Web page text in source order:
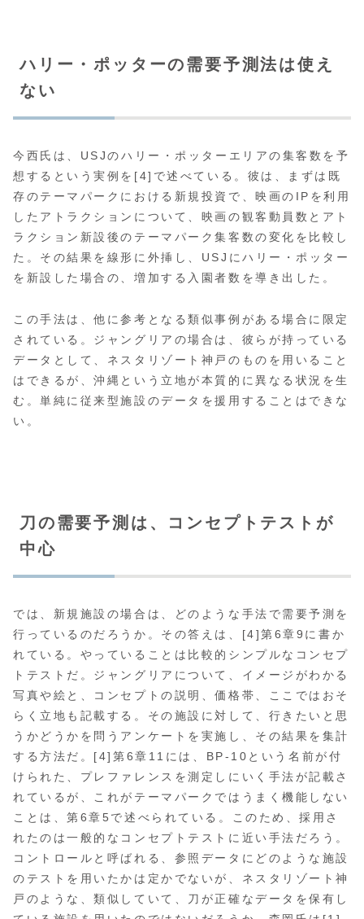
ハリー・ポッターの需要予測法は使え
ない
今西氏は、USJのハリー・ポッターエリアの集客数を予
想するという実例を[4]で述べている。彼は、まずは既
存のテーマパークにおける新規投資で、映画のIPを利用
したアトラクションについて、映画の観客動員数とアト
ラクション新設後のテーマパーク集客数の変化を比較し
た。その結果を線形に外挿し、USJにハリー・ポッター
を新設した場合の、増加する入園者数を導き出した。
この手法は、他に参考となる類似事例がある場合に限定
されている。ジャングリアの場合は、彼らが持っている
データとして、ネスタリゾート神戸のものを用いること
はできるが、沖縄という立地が本質的に異なる状況を生
む。単純に従来型施設のデータを援用することはできな
い。
刀の需要予測は、コンセプトテストが
中心
では、新規施設の場合は、どのような手法で需要予測を
行っているのだろうか。その答えは、[4]第6章9に書か
れている。やっていることは比較的シンプルなコンセプ
トテストだ。ジャングリアについて、イメージがわかる
写真や絵と、コンセプトの説明、価格帯、ここではおそ
らく立地も記載する。その施設に対して、行きたいと思
うかどうかを問うアンケートを実施し、その結果を集計
する方法だ。[4]第6章11には、BP-10という名前が付
けられた、プレファレンスを測定しにいく手法が記載さ
れているが、これがテーマパークではうまく機能しない
ことは、第6章5で述べられている。このため、採用さ
れたのは一般的なコンセプトテストに近い手法だろう。
コントロールと呼ばれる、参照データにどのような施設
のテストを用いたかは定かでないが、ネスタリゾート神
戸のような、類似していて、刀が正確なデータを保有し